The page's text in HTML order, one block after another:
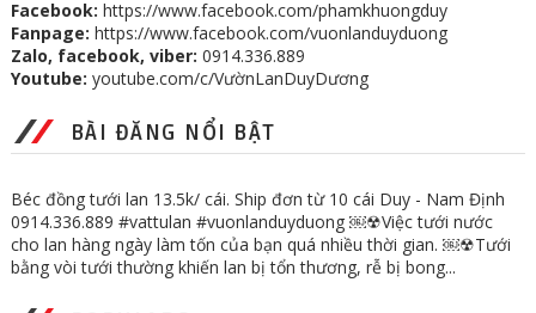
Facebook: https://www.facebook.com/phamkhuongduy
Fanpage: https://www.facebook.com/vuonlanduyduong
Zalo, facebook, viber: 0914.336.889
Youtube: youtube.com/c/VườnLanDuyDương
BÀI ĐĂNG NỔI BẬT
Béc đồng tưới lan 13.5k/ cái. Ship đơn từ 10 cái Duy - Nam Định
0914.336.889 #vattulan #vuonlanduyduong ￼☢Việc tưới nước
cho lan hàng ngày làm tốn của bạn quá nhiều thời gian. ￼☢Tưới
bằng vòi tưới thường khiến lan bị tổn thương, rễ bị bong...